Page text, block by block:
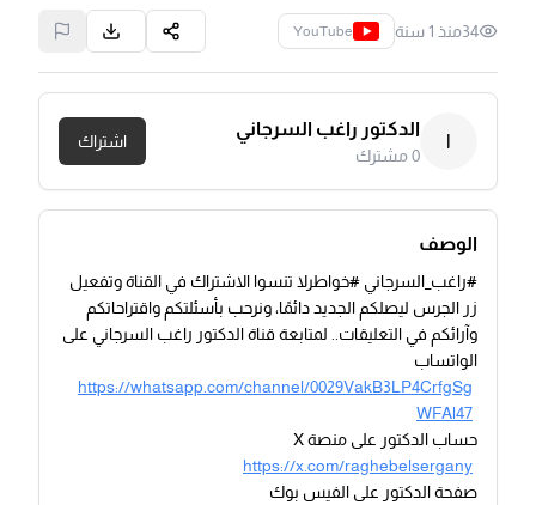
34منذ 1 سنة YouTube
ا
الدكتور راغب السرجاني
0مشترك
اشتراك
الوصف
#راغب_السرجاني #خواطرلا تنسوا الاشتراك في القناة وتفعيل
زر الجرس ليصلكم الجديد دائمًا، ونرحب بأسئلتكم واقتراحاتكم
وآرائكم في التعليقات.. لمتابعة قناة الدكتور راغب السرجاني على
الواتساب
https://whatsapp.com/channel/0029VakB3LP4CrfgSg
WFAl47
حساب الدكتور على منصة X
https://x.com/raghebelsergany
صفحة الدكتور على الفيس بوك